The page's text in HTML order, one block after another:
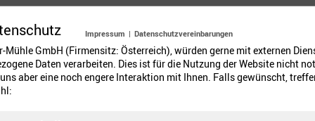
Mandeln und der Schokolade verrühren, den
Mehlmasse rühren.
Impressum | Datenschutzvereinbarungen
Mühle GmbH (Firmensitz: Österreich), würden gerne mit externen
Daten verarbeiten. Dies ist für die Nutzung der Website nicht
aber eine noch engere Interaktion mit Ihnen. Falls gewünscht,